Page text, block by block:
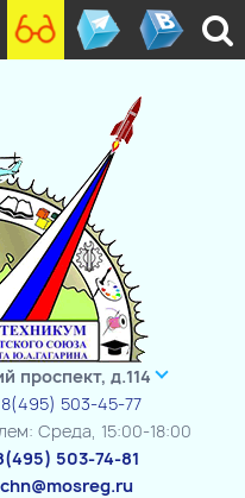
проспект, д.114
8(495) 503-45-77
Среда, 15:00-18:00
503-74-81